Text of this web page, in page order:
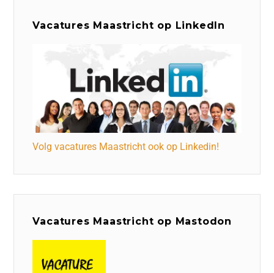
Vacatures Maastricht op LinkedIn
Volg vacatures Maastricht ook op Linkedin!
Vacatures Maastricht op Mastodon